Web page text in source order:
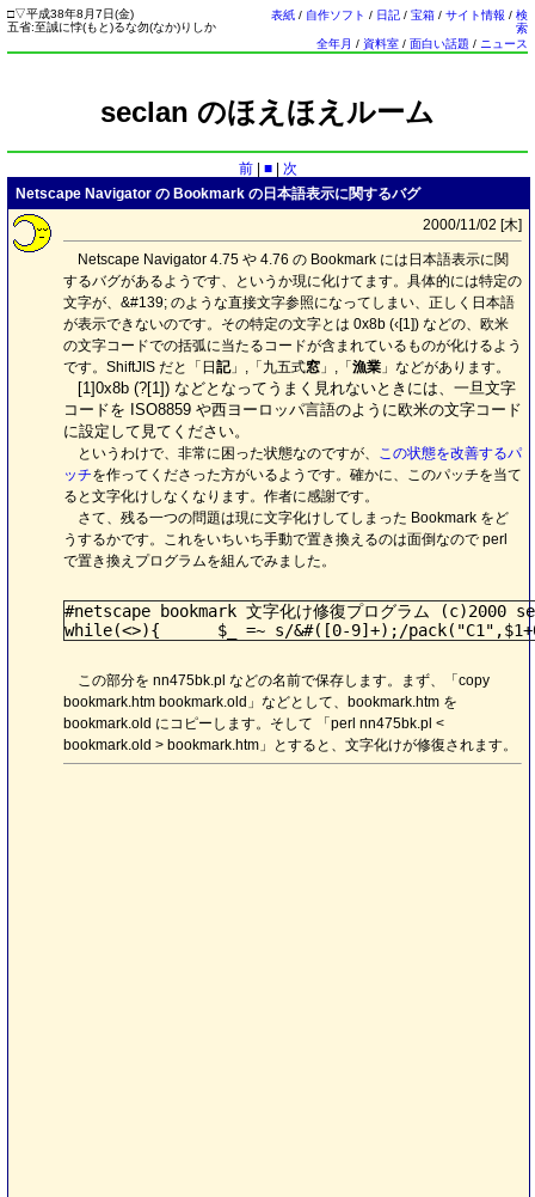
□▽平成38年8月7日(金)
五省:至誠に悖(もと)るな勿(なか)りしか
表紙 / 自作ソフト / 日記 / 宝箱 / サイト情報 / 検
索
全年月 / 資料室 / 面白い話題 / ニュース
seclan のほえほえルーム
前| ■|
次
Netscape Navigator の Bookmark の日本語表示に関するバグ
2000/11/02 [木]
Netscape Navigator 4.75 や 4.76 の Bookmark には日本語表示に関
するバグがあるようです、というか現に化けてます。具体的には特定の
文字が、&#139; のような直接文字参照になってしまい、正しく日本語
が表示できないのです。その特定の文字とは 0x8b (‹[1]) などの、欧米
の文字コードでの括弧に当たるコードが含まれているものが化けるよう
です。ShiftJIS だと「日 記」,「九五式窓 」,「 漁業 」などがあります。
[1]0x8b (?[1]) などとなってうまく見れないときには、一旦文字
コードを ISO8859 や西ヨーロッパ言語のように欧米の文字コード
に設定して見てください。
というわけで、非常に困った状態なのですが、 この状態を改善するパ
ッチを作ってくださった方がいるようです。確かに、このパッチを当て
ると文字化けしなくなります。作者に感謝です。
さて、残る一つの問題は現に文字化けしてしまった Bookmark をど
うするかです。これをいちいち手動で置き換えるのは面倒なので perl
で置き換えプログラムを組んでみました。
#netscape bookmark 文字化け修復プログラム (c)2000
この部分を nn475bk.pl などの名前で保存します。まず、「copy
bookmark.htm bookmark.old」などとして、bookmark.htm を
bookmark.old にコピーします。そして 「perl nn475bk.pl <
bookmark.old > bookmark.htm」とすると、文字化けが修復されます。